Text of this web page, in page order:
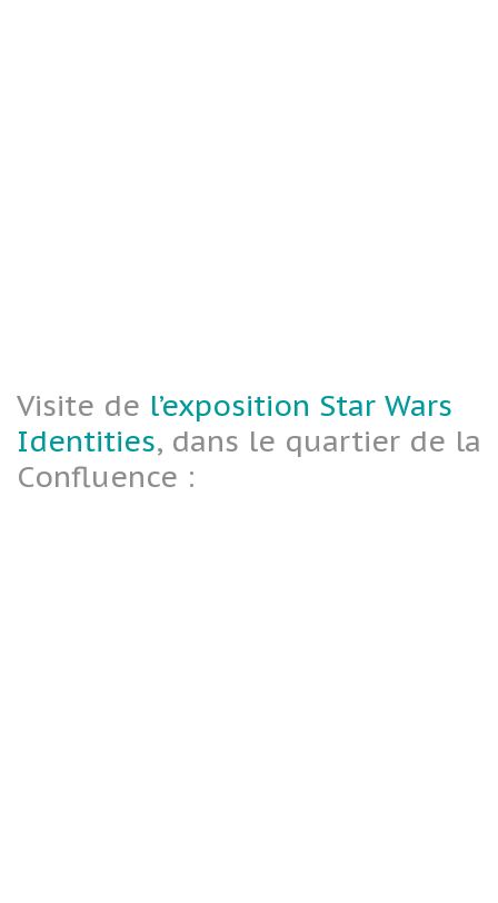
Visite de l’exposition Star Wars
Identities, dans le quartier de la
Confluence :